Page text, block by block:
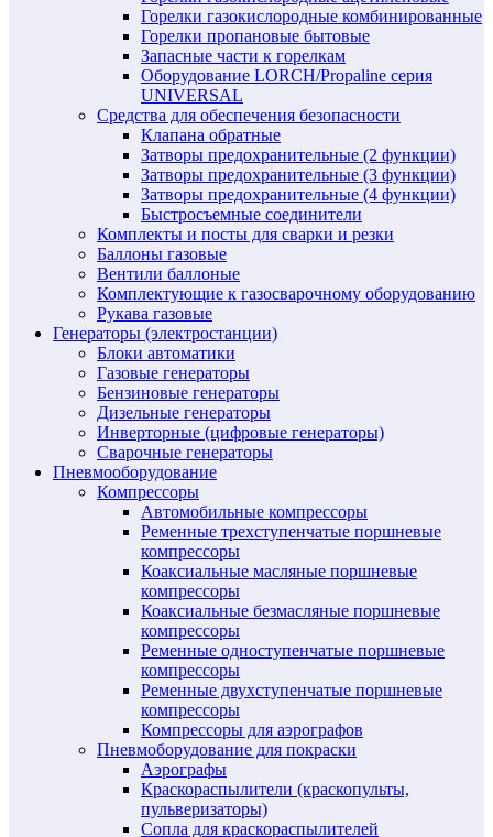
Горелки газокислородные комбинированные
Горелки пропановые бытовые
Запасные части к горелкам
Оборудование LORCH/Propaline серия
UNIVERSAL
Средства для обеспечения безопасности
Клапана обратные
Затворы предохранительные (2 функции)
Затворы предохранительные (3 функции)
Затворы предохранительные (4 функции)
Быстросъемные соединители
Комплекты и посты для сварки и резки
Баллоны газовые
Вентили баллоные
Комплектующие к газосварочному оборудованию
Рукава газовые
Генераторы (электростанции)
Блоки автоматики
Газовые генераторы
Бензиновые генераторы
Дизельные генераторы
Инверторные (цифровые генераторы)
Сварочные генераторы
Пневмооборудование
Компрессоры
Автомобильные компрессоры
Ременные трехступенчатые поршневые
компрессоры
Коаксиальные масляные поршневые
компрессоры
Коаксиальные безмасляные поршневые
компрессоры
Ременные одноступенчатые поршневые
компрессоры
Ременные двухступенчатые поршневые
компрессоры
Компрессоры для аэрографов
Пневмоборудование для покраски
Аэрографы
Краскораспылители (краскопульты,
пульверизаторы)
Сопла для краскораспылителей